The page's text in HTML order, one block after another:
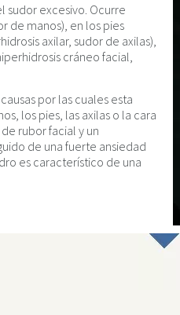
sudor excesivo. Ocurre
de manos), en los pies
axilar, sudor de axilas),
cráneo facial,
por las cuales esta
los pies, las axilas o la cara
rubor facial y un
de una fuerte ansiedad
es característico de una